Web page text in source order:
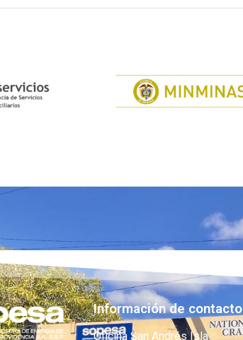
Información de contacto
Oficina San Andrés Isla